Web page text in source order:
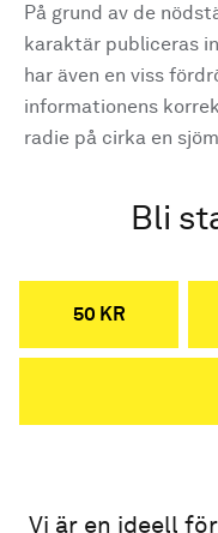
På grund av de
karaktär publiceras
har även en viss
informationens
radie på cirka en
Bli
50 KR
Vi är en ideell